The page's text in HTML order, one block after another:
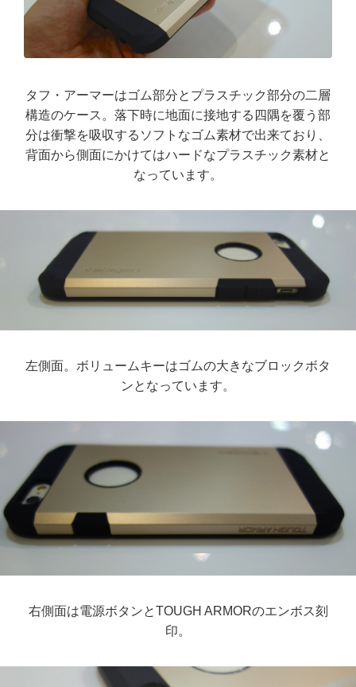
タフ・アーマーはゴム部分とプラスチック部分の二層
構造のケース。落下時に地面に接地する四隅を覆う部
分は衝撃を吸収するソフトなゴム素材で出来ており、
背面から側面にかけてはハードなプラスチック素材と
なっています。
左側面。ボリュームキーはゴムの大きなブロックボタ
ンとなっています。
右側面は電源ボタンとTOUGH ARMORのエンボス刻
印。